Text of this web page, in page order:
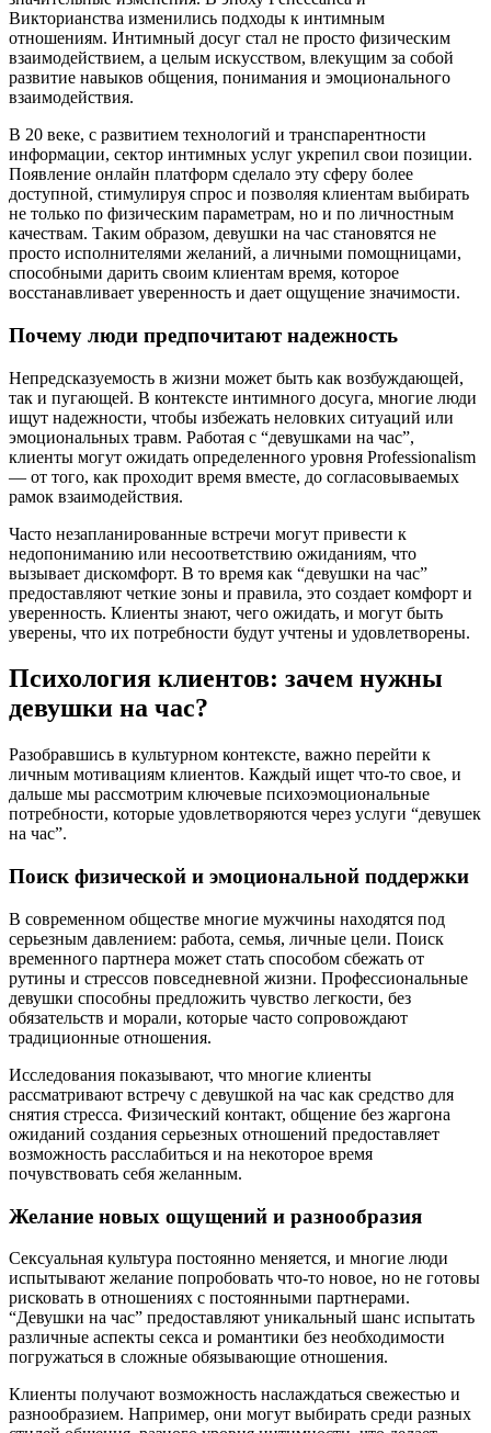
Викторианства изменились подходы к интимным
отношениям. Интимный досуг стал не просто физическим
взаимодействием, а целым искусством, влекущим за собой
развитие навыков общения, понимания и эмоционального
взаимодействия.
В 20 веке, с развитием технологий и транспарентности
информации, сектор интимных услуг укрепил свои позиции.
Появление онлайн платформ сделало эту сферу более
доступной, стимулируя спрос и позволяя клиентам выбирать
не только по физическим параметрам, но и по личностным
качествам. Таким образом, девушки на час становятся не
просто исполнителями желаний, а личными помощницами,
способными дарить своим клиентам время, которое
восстанавливает уверенность и дает ощущение значимости.
Почему люди предпочитают надежность
Непредсказуемость в жизни может быть как возбуждающей,
так и пугающей. В контексте интимного досуга, многие люди
ищут надежности, чтобы избежать неловких ситуаций или
эмоциональных травм. Работая с “девушками на час”,
клиенты могут ожидать определенного уровня Professionalism
— от того, как проходит время вместе, до согласовываемых
рамок взаимодействия.
Часто незапланированные встречи могут привести к
недопониманию или несоответствию ожиданиям, что
вызывает дискомфорт. В то время как “девушки на час”
предоставляют четкие зоны и правила, это создает комфорт и
уверенность. Клиенты знают, чего ожидать, и могут быть
уверены, что их потребности будут учтены и удовлетворены.
Психология клиентов: зачем нужны
девушки на час?
Разобравшись в культурном контексте, важно перейти к
личным мотивациям клиентов. Каждый ищет что-то свое, и
дальше мы рассмотрим ключевые психоэмоциональные
потребности, которые удовлетворяются через услуги “девушек
на час”.
Поиск физической и эмоциональной поддержки
В современном обществе многие мужчины находятся под
серьезным давлением: работа, семья, личные цели. Поиск
временного партнера может стать способом сбежать от
рутины и стрессов повседневной жизни. Профессиональные
девушки способны предложить чувство легкости, без
обязательств и морали, которые часто сопровождают
традиционные отношения.
Исследования показывают, что многие клиенты
рассматривают встречу с девушкой на час как средство для
снятия стресса. Физический контакт, общение без жаргона
ожиданий создания серьезных отношений предоставляет
возможность расслабиться и на некоторое время
почувствовать себя желанным.
Желание новых ощущений и разнообразия
Сексуальная культура постоянно меняется, и многие люди
испытывают желание попробовать что-то новое, но не готовы
рисковать в отношениях с постоянными партнерами.
“Девушки на час” предоставляют уникальный шанс испытать
различные аспекты секса и романтики без необходимости
погружаться в сложные обязывающие отношения.
Клиенты получают возможность наслаждаться свежестью и
разнообразием. Например, они могут выбирать среди разных